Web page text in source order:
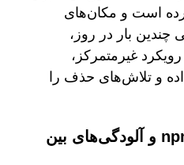
است و مکان‌های
چندین بار در روز،
غیرمتمرکز،
و تلاش‌های حذف را
گسترش سطح حمله: npm و آلودگی‌های بین